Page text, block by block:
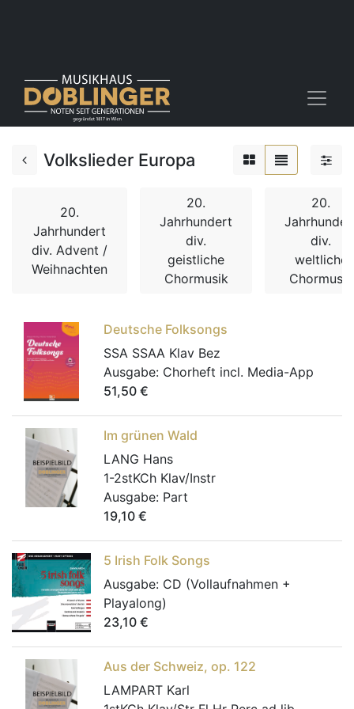
Volkslieder Europa
20.
Jahrhundert
div. Advent /
Weihnachten
20.
Jahrhundert
div.
geistliche
Chormusik
20.
div.
weltliche
Chormusik
Deutsche Folksongs
SSA SSAA Klav Bez
Ausgabe: Chorheft incl. Media-App
51,50 €
Im grünen Wald
LANG Hans
1-2stKCh Klav/Instr
Ausgabe: Part
19,10 €
5 Irish Folk Songs
Ausgabe: CD (Vollaufnahmen +
Playalong)
23,10 €
Aus der Schweiz, op. 122
LAMPART Karl